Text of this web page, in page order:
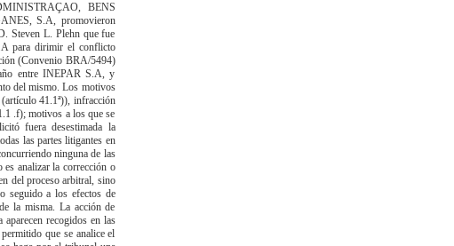
BENS
S.A, promovieron
Steven L. Plehn que fue
para dirimir el conflicto
(Convenio BRA/5494)
entre INEPAR S.A, y
del mismo. Los motivos
41.1ª)), infracción
.f); motivos a los que se
fuera desestimada la
las partes litigantes en
ninguna de las
analizar la corrección o
del proceso arbitral, sino
seguido a los efectos de
la misma. La acción de
recogidos en las
que se analice el